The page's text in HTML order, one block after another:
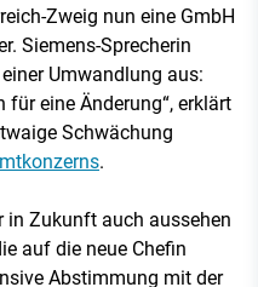
Zweig nun eine GmbH
Siemens-Sprecherin
Umwandlung aus:
für eine Änderung“, erklärt
Schwächung
.
in Zukunft auch aussehen
auf die neue Chefin
Abstimmung mit der